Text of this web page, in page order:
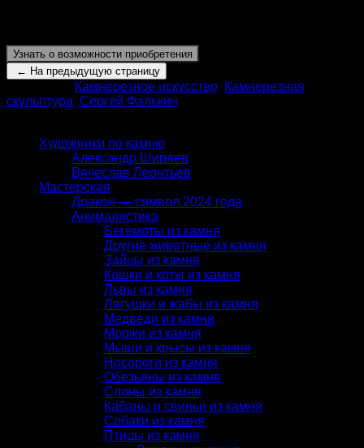
Узнать о возможности приобретения
Камнерезное искусство Камнерезная
скульптура Сергей Фалькин
Художники по камню
Александр Ширяев
Вячеслав Леонтьев
Мастерская
Дракон — символ 2024 года
Анималистика
Бегемоты из камня
Другие животные из камня
Зайцы из камня
Кошки и коты из камня
Львы из камня
Лягушки и жабы из камня
Медведи из камня
Моржи из камня
Мыши и крысы из камня
Носороги из камня
Обезьяны из камня
Слоны из камня
Кабаны и свиньи из камня
Собаки из камня
Птицы из камня